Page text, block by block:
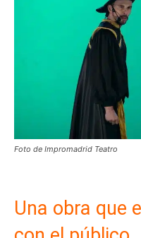
Foto de Impromadrid Teatro
Una obra que